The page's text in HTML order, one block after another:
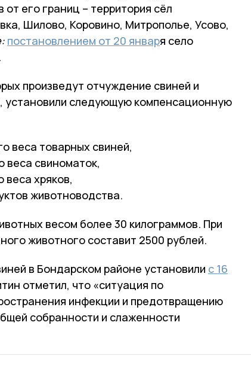
его границ – территория сёл
Шилово, Коровино, Митрополье, Усово,
постановлением от 20 января село
произведут отчуждение свиней и
установили следующую компенсационную
веса товарных свиней,
веса свиноматок,
веса хряков,
животноводства.
весом более 30 килограммов. При
животного составит 2500 рублей.
в Бондарском районе установили с 16
отметил, что «ситуация по
инфекции и предотвращению
собранности и слаженности